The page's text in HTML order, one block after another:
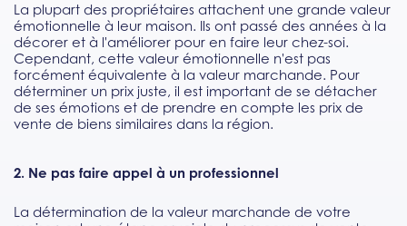
La plupart des propriétaires attachent une grande valeur
émotionnelle à leur maison. Ils ont passé des années à la
décorer et à l'améliorer pour en faire leur chez-soi.
Cependant, cette valeur émotionnelle n'est pas
forcément équivalente à la valeur marchande. Pour
déterminer un prix juste, il est important de se détacher
de ses émotions et de prendre en compte les prix de
vente de biens similaires dans la région.
2. Ne pas faire appel à un professionnel
La détermination de la valeur marchande de votre